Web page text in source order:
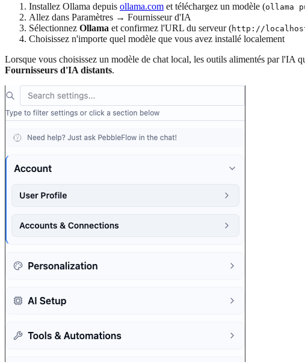
Installez Ollama depuis ollama.com et téléchargez un modèle (ollama
Allez dans Paramètres → Fournisseur d'IA
Sélectionnez Ollama et confirmez l'URL du serveur (http://
Choisissez n'importe quel modèle que vous avez installé localement
Lorsque vous choisissez un modèle de chat local, les outils alimentés par l'IA
Fournisseurs d'IA distants.